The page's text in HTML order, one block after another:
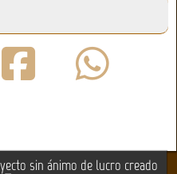
sin ánimo de lucro creado